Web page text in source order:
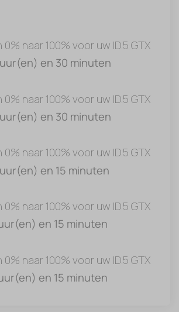
naar 100% voor uw ID.5 GTX
en 30 minuten
naar 100% voor uw ID.5 GTX
en 30 minuten
naar 100% voor uw ID.5 GTX
uur(en) en 15 minuten
naar 100% voor uw ID.5 GTX
en 15 minuten
naar 100% voor uw ID.5 GTX
en 15 minuten